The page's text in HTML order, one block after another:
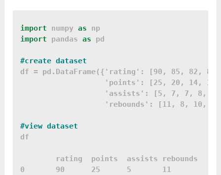
import numpy as
import pandas as pd
#create dataset
df = pd.DataFrame({'rating': [90, 85, 82,
'points': [25, 20, 14,
'assists': [5, 7, 7, 8,
'rebounds': [11, 8, 10,
df
0	90	25	5	11